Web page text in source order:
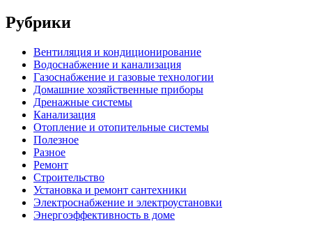
Рубрики
Вентиляция и кондиционирование
Водоснабжение и канализация
Газоснабжение и газовые технологии
Домашние хозяйственные приборы
Дренажные системы
Канализация
Отопление и отопительные системы
Полезное
Разное
Ремонт
Строительство
Установка и ремонт сантехники
Электроснабжение и электроустановки
Энергоэффективность в доме